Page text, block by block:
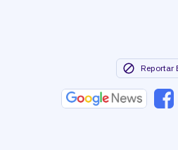
Reportar